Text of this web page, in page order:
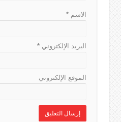
الاسم*
البريد الإلكتروني*
الموقع الإلكتروني